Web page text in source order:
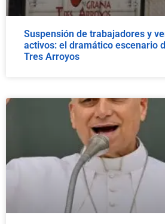
Suspensión de trabajadores y
activos: el dramático escenario
Tres Arroyos